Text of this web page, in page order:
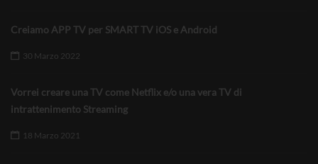
Creiamo APP TV per SMART TV iOS e Android
30 Marzo 2022
Vorrei creare una TV come Netflix e/o una vera TV di
intrattenimento Streaming
18 Marzo 2021